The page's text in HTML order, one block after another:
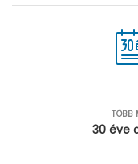
TÖBB
30 éve